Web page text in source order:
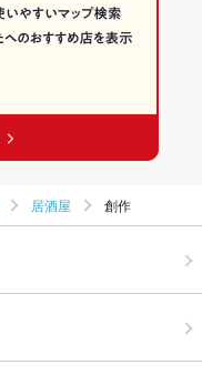
居酒屋 創作